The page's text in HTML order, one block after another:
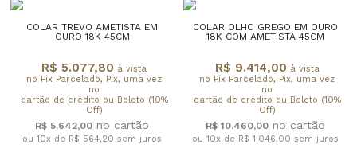
COLAR TREVO AMETISTA EM
OURO 18K 45CM
R$ 5.077,80 à vista
no Pix Parcelado, Pix, uma vez
no
cartão de crédito ou Boleto (10%
Off)
R$ 5.642,00
ou 10x de R$ 564,20 sem juros
COLAR OLHO GREGO EM OURO
18K COM AMETISTA 45CM
R$ 9.414,00 à vista
no Pix Parcelado, Pix, uma vez
no
cartão de crédito ou Boleto (10%
Off)
R$ 10.460,00
ou 10x de R$ 1.046,00 sem juros